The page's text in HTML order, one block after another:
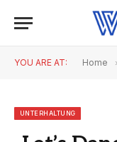
YOU ARE AT: Home
UNTERHALTUNG